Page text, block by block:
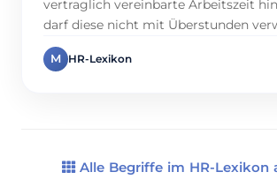
vertraglich vereinbarte Arbeitszeit
darf diese nicht mit Überstunden
werden, da es Überschneidungen
kann je nach Arbeitsvertrag
Regelungen zu […]
M HR-Lexikon
Alle Begriffe im HR-Lexikon